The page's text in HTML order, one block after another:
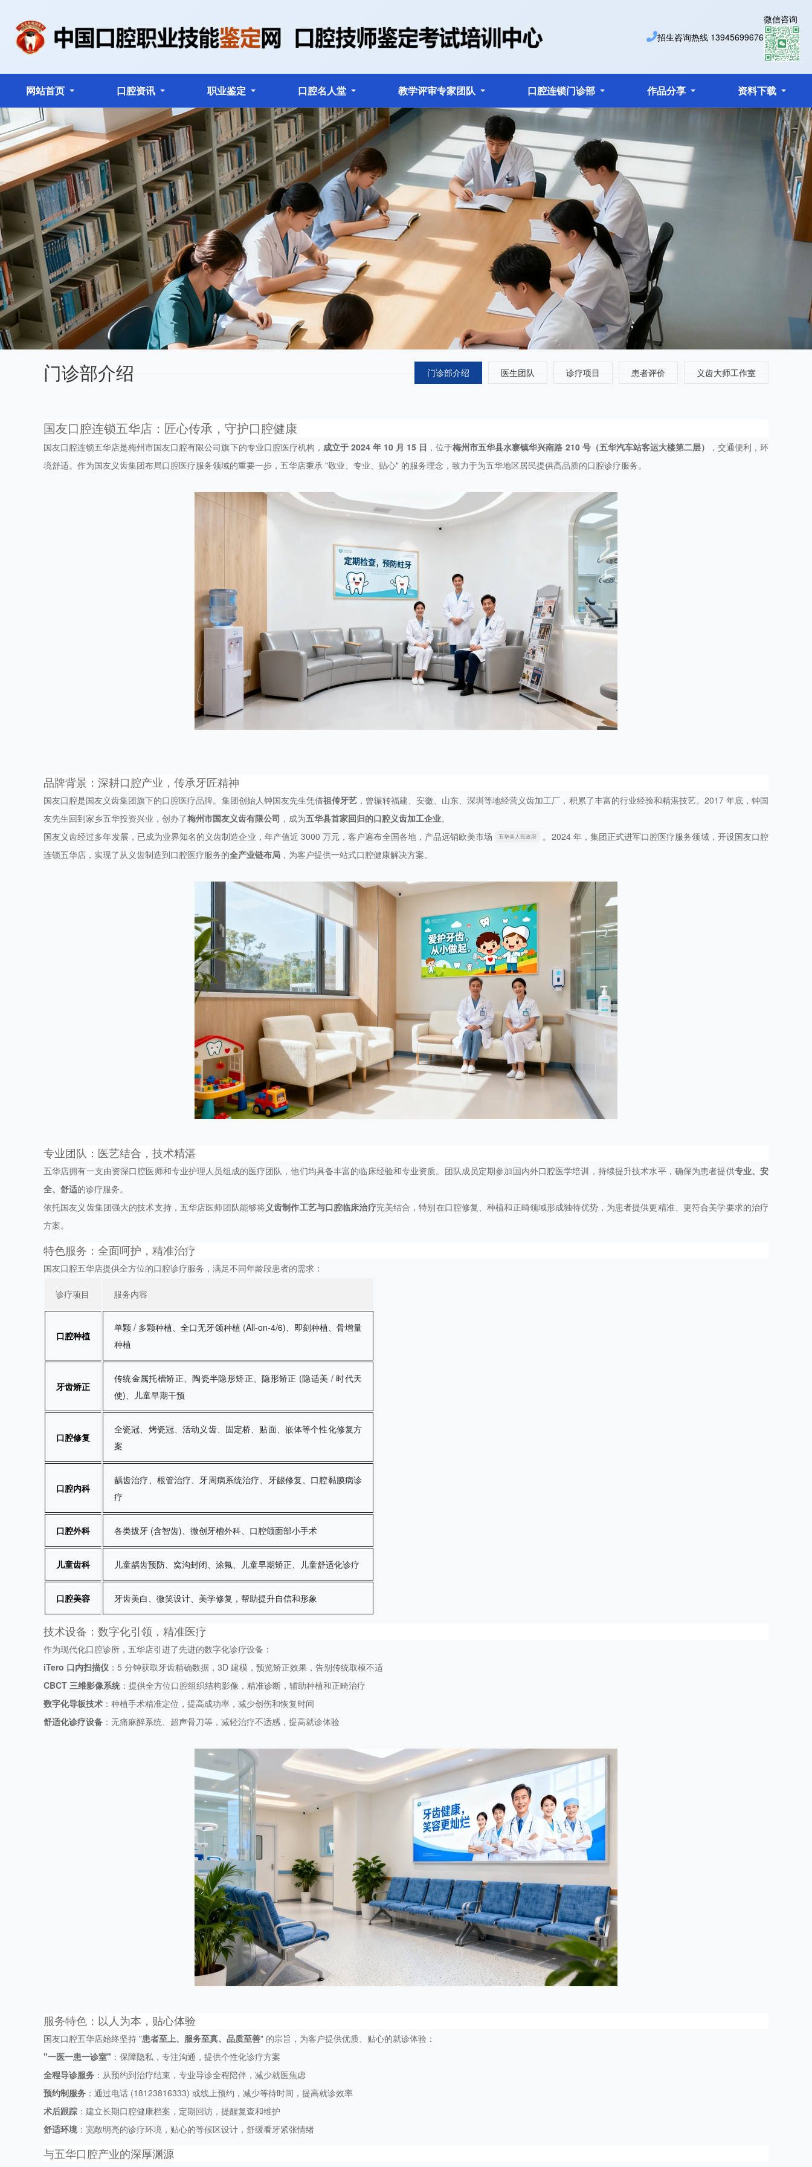
招生咨询热线 13945699676
微信咨询
网站首页 口腔资讯 职业鉴定 口腔名人堂 教学评审专家团队 口腔连锁门诊部 作品分享 资料下载
门诊部介绍 门诊部介绍 医生团队 诊疗项目 患者评价 义齿大师工作室
国友口腔连锁五华店：匠心传承，守护口腔健康
国友口腔连锁五华店是梅州市国友口腔有限公司旗下的专业口腔医疗机构， 成立于 2024 年 10 月 15 日 ，位于梅州市五华县水寨镇华兴南路 210 号（五华汽车站客运大楼第二层）
，交通便利，环
境舒适。作为国友义齿集团布局口腔医疗服务领域的重要一步，五华店秉承 "敬业、专业、贴心" 的服务理念，致力于为五华地区居民提供高品质的口腔诊疗服务。
品牌背景：深耕口腔产业，传承牙匠精神
国友口腔是国友义齿集团旗下的口腔医疗品牌。集团创始人钟国友先生凭借祖传牙艺，曾辗转福建、安徽、山东、深圳等地经营义齿加工厂，积累了丰富的行业经验和精湛技艺。2017 年底，钟国
友先生回到家乡五华投资兴业，创办了梅州市国友义齿有限公司 ，成为五华县首家回归的口腔义齿加工企业。
国友义齿经过多年发展，已成为业界知名的义齿制造企业，年产值近 3000 万元，客户遍布全国各地，产品远销欧美市场
五华县人民政府
。2024 年，集团正式进军口腔医疗服务领域，开设国友口腔
连锁五华店，实现了从义齿制造到口腔医疗服务的全产业链布局 ，为客户提供一站式口腔健康解决方案。
专业团队：医艺结合，技术精湛
五华店拥有一支由资深口腔医师和专业护理人员组成的医疗团队，他们均具备丰富的临床经验和专业资质。团队成员定期参加国内外口腔医学培训，持续提升技术水平，确保为患者提供专业、安
全、舒适的诊疗服务。
依托国友义齿集团强大的技术支持，五华店医师团队能够将义齿制作工艺与口腔临床治疗完美结合，特别在口腔修复、种植和正畸领域形成独特优势，为患者提供更精准、更符合美学要求的治疗
方案。
特色服务：全面呵护，精准治疗
国友口腔五华店提供全方位的口腔诊疗服务，满足不同年龄段患者的需求：
诊疗项目 服务内容
口腔种植
单颗 / 多颗种植、全口无牙颌种植 (All-on-4/6)、即刻种植、骨增量
种植
牙齿矫正
传统金属托槽矫正、陶瓷半隐形矫正、隐形矫正 (隐适美 / 时代天
使)、儿童早期干预
口腔修复
全瓷冠、烤瓷冠、活动义齿、固定桥、贴面、嵌体等个性化修复方
案
口腔内科
龋齿治疗、根管治疗、牙周病系统治疗、牙龈修复、口腔黏膜病诊
疗
口腔外科 各类拔牙 (含智齿)、微创牙槽外科、口腔颌面部小手术
儿童齿科 儿童龋齿预防、窝沟封闭、涂氟、儿童早期矫正、儿童舒适化诊疗
口腔美容 牙齿美白、微笑设计、美学修复，帮助提升自信和形象
技术设备：数字化引领，精准医疗
作为现代化口腔诊所，五华店引进了先进的数字化诊疗设备：
iTero 口内扫描仪 ：5 分钟获取牙齿精确数据，3D 建模，预览矫正效果，告别传统取模不适
CBCT 三维影像系统：提供全方位口腔组织结构影像，精准诊断，辅助种植和正畸治疗
数字化导板技术 ：种植手术精准定位，提高成功率，减少创伤和恢复时间
舒适化诊疗设备 ：无痛麻醉系统、超声骨刀等，减轻治疗不适感，提高就诊体验
服务特色：以人为本，贴心体验
国友口腔五华店始终坚持 "患者至上、服务至真、品质至善" 的宗旨，为客户提供优质、贴心的就诊体验：
"一医一患一诊室" ：保障隐私，专注沟通，提供个性化诊疗方案
全程导诊服务 ：从预约到治疗结束，专业导诊全程陪伴，减少就医焦虑
预约制服务 ：通过电话 (18123816333) 或线上预约，减少等待时间，提高就诊效率
术后跟踪 ：建立长期口腔健康档案，定期回访，提醒复查和维护
舒适环境 ：宽敞明亮的诊疗环境，贴心的等候区设计，舒缓看牙紧张情绪
与五华口腔产业的深厚渊源